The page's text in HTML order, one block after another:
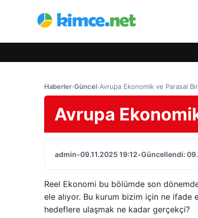
Haberler›Güncel›Avrupa Ekonomik ve Parasal
Avrupa
admin•09.11.2025 19:12•Güncellendi:
Reel Ekonomi bu bölümde son
ele alıyor. Bu kurum bizim için ne
hedeflere ulaşmak ne kadar gerçekçi?